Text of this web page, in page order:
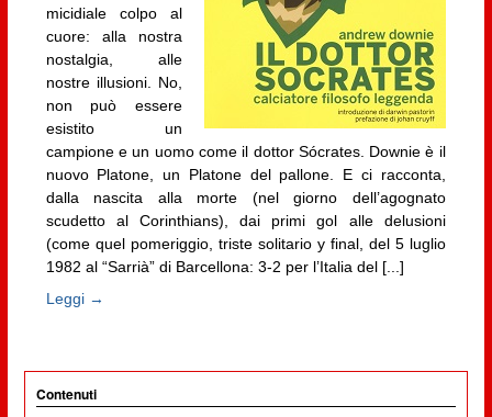
micidiale colpo al
cuore: alla nostra
nostalgia, alle
nostre illusioni. No,
non può essere
esistito un
campione e un uomo come il dottor Sócrates. Downie è il
nuovo Platone, un Platone del pallone. E ci racconta,
dalla nascita alla morte (nel giorno dell’agognato
scudetto al Corinthians), dai primi gol alle delusioni
(come quel pomeriggio, triste solitario y final, del 5 luglio
1982 al “Sarrià” di Barcellona: 3-2 per l’Italia del [...]
Leggi →
Contenuti